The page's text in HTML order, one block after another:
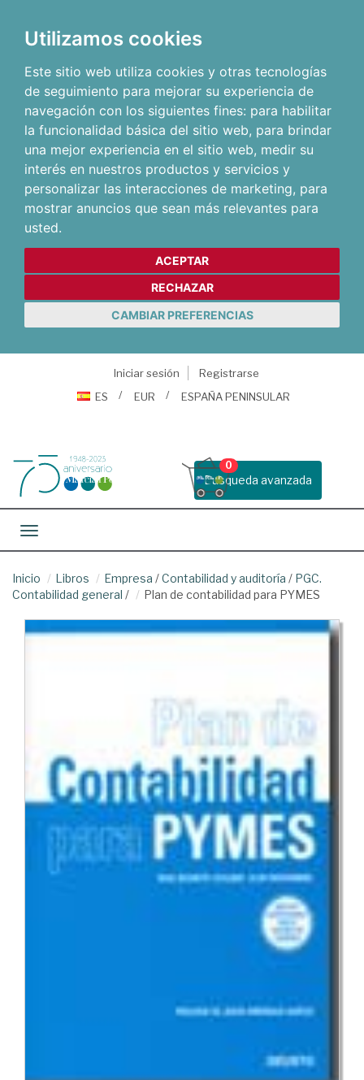
Utilizamos cookies
Este sitio web utiliza cookies y otras tecnologías
de seguimiento para mejorar su experiencia de
navegación con los siguientes fines: para habilitar
la funcionalidad básica del sitio web, para brindar
una mejor experiencia en el sitio web, medir su
interés en nuestros productos y servicios y
personalizar las interacciones de marketing, para
mostrar anuncios que sean más relevantes para
usted.
ACEPTAR
RECHAZAR
CAMBIAR PREFERENCIAS
Iniciar sesión
Registrarse
ES
EUR ESPAÑA PENINSULAR
Busqueda avanzada
0
Toggle navigation
Inicio Libros Empresa /Contabilidad y auditoría / PGC.
Contabilidad general / Plan de contabilidad para PYMES